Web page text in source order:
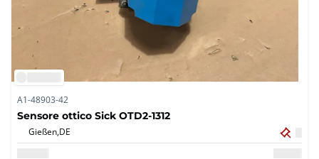
A1-48903-42
Sensore ottico Sick OTD2-1312
Gießen,DE